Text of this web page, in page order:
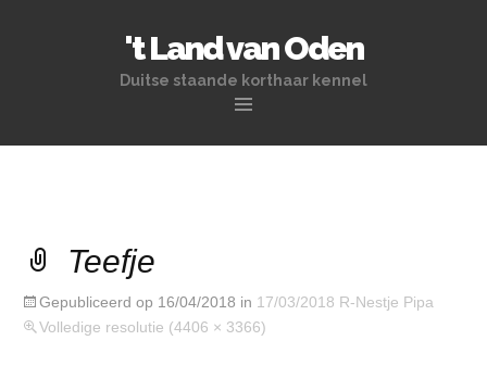
't Land van Oden
Duitse staande korthaar kennel
Teefje
Gepubliceerd op 16/04/2018 in 17/03/2018 R-Nestje Pipa
Volledige resolutie (4406 × 3366)